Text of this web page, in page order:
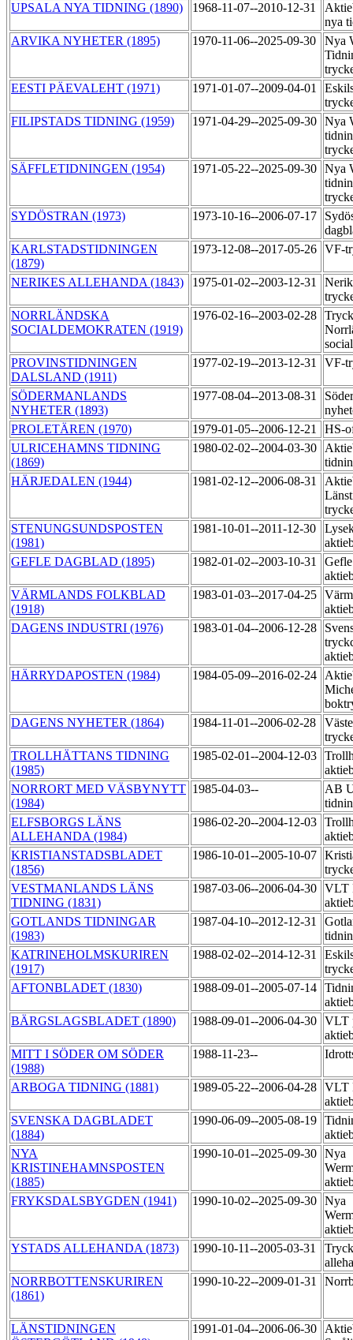
UPSALA NYA TIDNING (1890)
1968-11-07--2010-12-31
nya
ARVIKA NYHETER (1895)
1970-11-06--2025-09-30
Nya
EESTI PÄEVALEHT (1971)
1971-01-07--2009-04-01
FILIPSTADS TIDNING (1959)
1971-04-29--2025-09-30 Nya
SÄFFLETIDNINGEN (1954)
1971-05-22--2025-09-30 Nya
SYDÖSTRAN (1973)
1973-10-16--2006-07-17
KARLSTADSTIDNINGEN
(1879)
1973-12-08--2017-05-26 VF-
NERIKES ALLEHANDA (1843) 1975-01-02--2003-12-31
NORRLÄNDSKA
SOCIALDEMOKRATEN (1919)
1976-02-16--2003-02-28
PROVINSTIDNINGEN
DALSLAND (1911)
1977-02-19--2013-12-31 VF-
SÖDERMANLANDS
NYHETER (1893)
1977-08-04--2013-08-31
PROLETÄREN (1970)
1979-01-05--2006-12-21
HS-
ULRICEHAMNS TIDNING
(1869)
1980-02-02--2004-03-30
HÄRJEDALEN (1944)
1981-02-12--2006-08-31
STENUNGSUNDSPOSTEN
(1981)
1981-10-01--2011-12-30
GEFLE DAGBLAD (1895)
1982-01-02--2003-10-31
VÄRMLANDS FOLKBLAD
(1918)
1983-01-03--2017-04-25
DAGENS INDUSTRI (1976)
1983-01-04--2006-12-28
HÄRRYDAPOSTEN (1984)
1984-05-09--2016-02-24
DAGENS NYHETER (1864)
1984-11-01--2006-02-28
TROLLHÄTTANS TIDNING
(1985)
1985-02-01--2004-12-03
NORRORT MED VÄSBYNYTT
(1984)
1985-04-03--
AB
ELFSBORGS LÄNS
ALLEHANDA (1984)
1986-02-20--2004-12-03
KRISTIANSTADSBLADET
(1856)
1986-10-01--2005-10-07
VESTMANLANDS LÄNS
TIDNING (1831)
1987-03-06--2006-04-30 VLT
GOTLANDS TIDNINGAR
(1983)
1987-04-10--2012-12-31
KATRINEHOLMSKURIREN
(1917)
1988-02-02--2014-12-31
AFTONBLADET (1830)
1988-09-01--2005-07-14
BÄRGSLAGSBLADET (1890)
1988-09-01--2006-04-30 VLT
MITT I SÖDER OM SÖDER
(1988)
1988-11-23--
ARBOGA TIDNING (1881) 1989-05-22--2006-04-28 VLT
SVENSKA DAGBLADET
(1884)
1990-06-09--2005-08-19
NYA
KRISTINEHAMNSPOSTEN
(1885)
1990-10-01--2025-09-30 Nya
FRYKSDALSBYGDEN (1941)
1990-10-02--2025-09-30 Nya
YSTADS ALLEHANDA (1873)
1990-10-11--2005-03-31
NORRBOTTENSKURIREN
(1861)
1990-10-22--2009-01-31
LÄNSTIDNINGEN
1991-01-04--2006-06-30